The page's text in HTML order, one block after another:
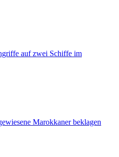
auf zwei Schiffe im
Marokkaner beklagen